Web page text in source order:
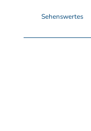
Sehenswertes